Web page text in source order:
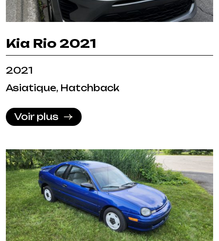
Kia Rio 2021
2021
Asiatique, Hatchback
Voir plus